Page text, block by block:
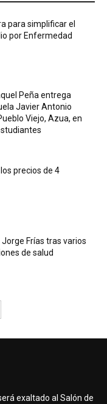
para simplificar el
por Enfermedad
Peña entrega
Javier Antonio
Viejo, Azua, en
precios de 4
Frías tras varios
de salud
exaltado al Salón de